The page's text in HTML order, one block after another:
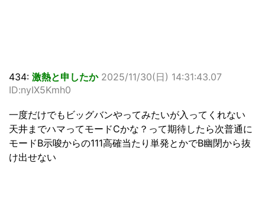
434: 激熱と申したか 2025/11/30(日) 14:31:43.07
ID:nyIX5Kmh0
一度だけでもビッグバンやってみたいが入ってくれない
天井までハマってモードCかな？って期待したら次普通に
モードB示唆からの111高確当たり単発とかでB幽閉から抜
け出せない